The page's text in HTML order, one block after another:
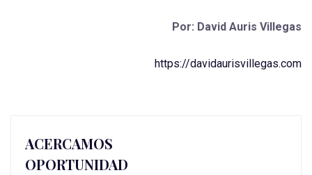
Por: David Auris Villegas
https://davidaurisvillegas.com
ACERCAMOS
OPORTUNIDAD